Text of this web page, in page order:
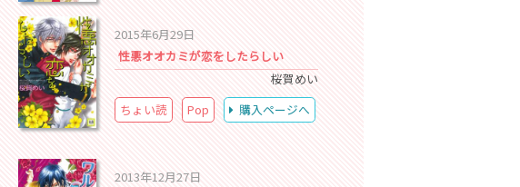
2015年6月29日
性悪オオカミが恋をしたらしい
桜賀めい
ちょい読
Pop 購入ページへ
2013年12月27日